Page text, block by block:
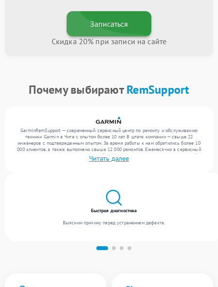
Записаться
Скидка 20% при записи на сайте
Почему выбираютRemSupport
GarminRemSupport — современный сервисный центр по ремонту и обслуживанию
техники Garmin в Чите с опытом более 10 лет. В штате компании — свыше 22
инженеров с подтвержденным опытом. За время работы к нам обратились более 10
000 клиентов, а также выполнено свыше 12 000 ремонтов. Ежемесячно в сервисный
центр поступает более 300 обращений, включая , , . Мы беремся за задачи любой
сложности и гарантируем высокое качество обслуживания благодаря опыту
Читать далее
Быстрая диагностика
Выясним причину перед устранением дефекта.